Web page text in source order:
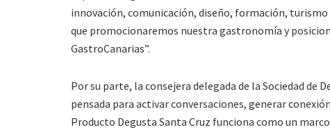
innovación, comunicación, diseño, formación,
que promocionaremos nuestra gastronomía y
GastroCanarias”.
Por su parte, la consejera delegada de la Sociedad de
pensada para activar conversaciones, generar
Producto Degusta Santa Cruz funciona como un